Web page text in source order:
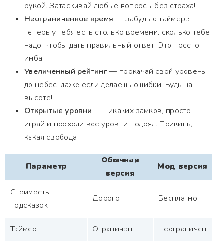
рукой. Затаскивай любые вопросы без страха!
Неограниченное время — забудь о таймере,
теперь у тебя есть столько времени, сколько тебе
надо, чтобы дать правильный ответ. Это просто
имба!
Увеличенный рейтинг— прокачай свой уровень
до небес, даже если делаешь ошибки. Будь на
высоте!
Открытые уровни — никаких замков, просто
играй и проходи все уровни подряд. Прикинь,
какая свобода!
Параметр
Обычная
версия
Мод версия
Стоимость
подсказок
Дорого Бесплатно
Таймер Ограничен Неограничен